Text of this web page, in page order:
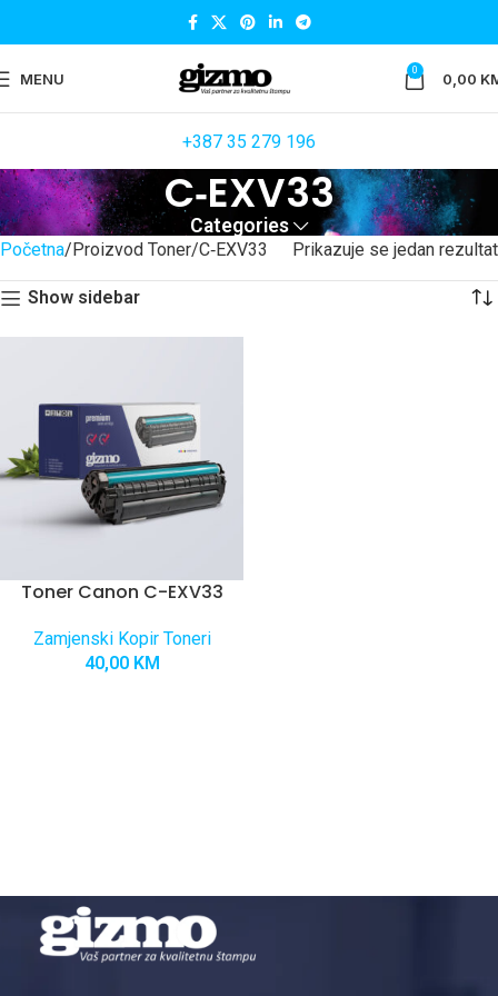
MENU 0 0,00
+387 35 279 196
C‐EXV33
Categories
Početna Proizvod Toner C‐EXV33 Prikazuje se jedan rezultat
Show sidebar
Toner Canon C-EXV33
Zamjenski Kopir Toneri
40,00 KM